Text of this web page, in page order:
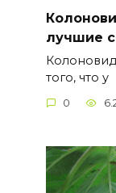
лучшие
того, что у
0